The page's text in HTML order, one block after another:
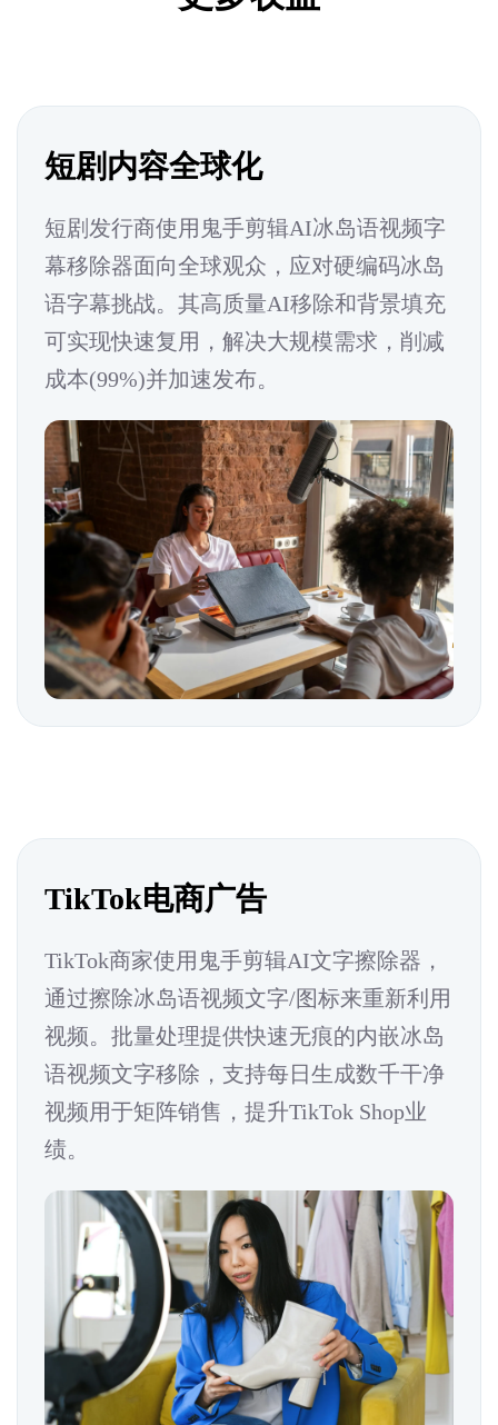
短剧内容全球化
短剧发行商使用鬼手剪辑AI冰岛语视频字
幕移除器面向全球观众，应对硬编码冰岛
语字幕挑战。其高质量AI移除和背景填充
可实现快速复用，解决大规模需求，削减
成本(99%)并加速发布。
TikTok电商广告
TikTok商家使用鬼手剪辑AI文字擦除器，
通过擦除冰岛语视频文字/图标来重新利用
视频。批量处理提供快速无痕的内嵌冰岛
语视频文字移除，支持每日生成数千干净
视频用于矩阵销售，提升TikTok Shop业
绩。